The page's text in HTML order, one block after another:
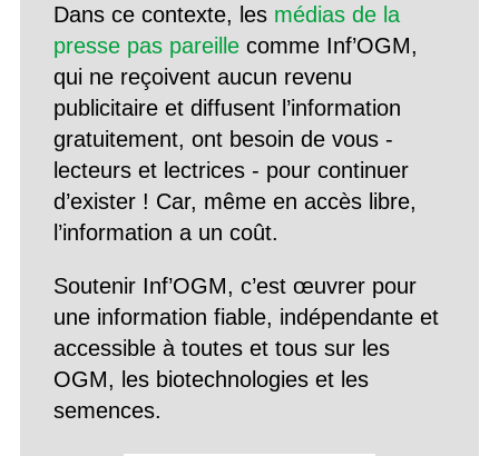
Dans ce contexte, les médias de la
presse pas pareillecomme Inf’OGM,
qui ne reçoivent aucun revenu
publicitaire et diffusent l’information
gratuitement, ont besoin de vous -
lecteurs et lectrices - pour continuer
d’exister ! Car, même en accès libre,
l’information a un coût.
Soutenir Inf’OGM, c’est œuvrer pour
une information fiable, indépendante et
accessible à toutes et tous sur les
OGM, les biotechnologies et les
semences.